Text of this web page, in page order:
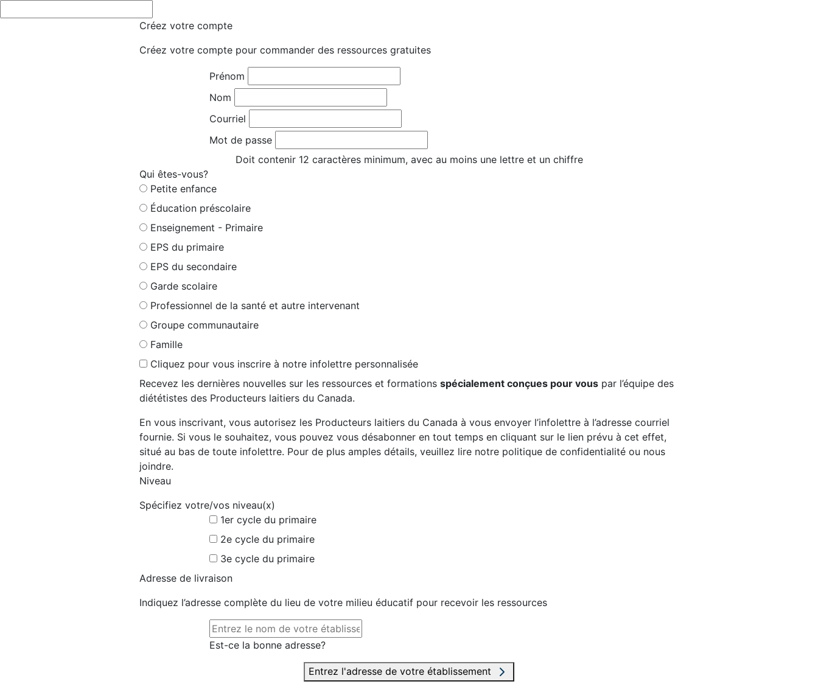
Créez votre compte
Créez votre compte pour commander des ressources gratuites
Prénom
Nom
Courriel
Mot de passe
Doit contenir 12 caractères minimum, avec au moins une lettre et un chiffre
Qui êtes-vous?
Petite enfance
Éducation préscolaire
Enseignement - Primaire
EPS du primaire
EPS du secondaire
Garde scolaire
Professionnel de la santé et autre intervenant
Groupe communautaire
Famille
Cliquez pour vous inscrire à notre infolettre personnalisée
Recevez les dernières nouvelles sur les ressources et formations spécialement conçues pour vous par l’équipe des
diététistes des Producteurs laitiers du Canada.
En vous inscrivant, vous autorisez les Producteurs laitiers du Canada à vous envoyer l’infolettre à l’adresse courriel
fournie. Si vous le souhaitez, vous pouvez vous désabonner en tout temps en cliquant sur le lien prévu à cet effet,
situé au bas de toute infolettre. Pour de plus amples détails, veuillez lire notre politique de confidentialité ou nous
joindre.
Niveau
Spécifiez votre/vos niveau(x)
1er cycle du primaire
2e cycle du primaire
3e cycle du primaire
Adresse de livraison
Indiquez l’adresse complète du lieu de votre milieu éducatif pour recevoir les ressources
Est-ce la bonne adresse?
Entrez l'adresse de votre établissement